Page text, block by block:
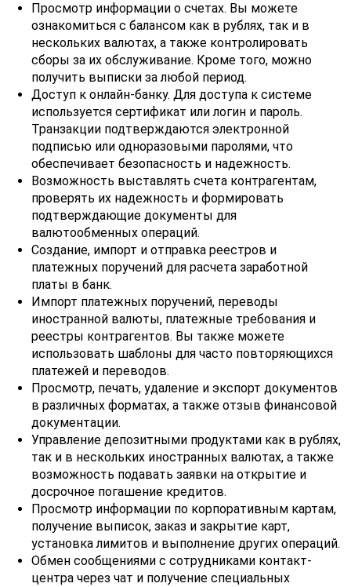
Просмотр информации о счетах. Вы можете
ознакомиться с балансом как в рублях, так и в
нескольких валютах, а также контролировать
сборы за их обслуживание. Кроме того, можно
получить выписки за любой период.
Доступ к онлайн-банку. Для доступа к системе
используется сертификат или логин и пароль.
Транзакции подтверждаются электронной
подписью или одноразовыми паролями, что
обеспечивает безопасность и надежность.
Возможность выставлять счета контрагентам,
проверять их надежность и формировать
подтверждающие документы для
валютообменных операций.
Создание, импорт и отправка реестров и
платежных поручений для расчета заработной
платы в банк.
Импорт платежных поручений, переводы
иностранной валюты, платежные требования и
реестры контрагентов. Вы также можете
использовать шаблоны для часто повторяющихся
платежей и переводов.
Просмотр, печать, удаление и экспорт документов
в различных форматах, а также отзыв финансовой
документации.
Управление депозитными продуктами как в рублях,
так и в нескольких иностранных валютах, а также
возможность подавать заявки на открытие и
досрочное погашение кредитов.
Просмотр информации по корпоративным картам,
получение выписок, заказ и закрытие карт,
установка лимитов и выполнение других операций.
Обмен сообщениями с сотрудниками контакт-
центра через чат и получение специальных